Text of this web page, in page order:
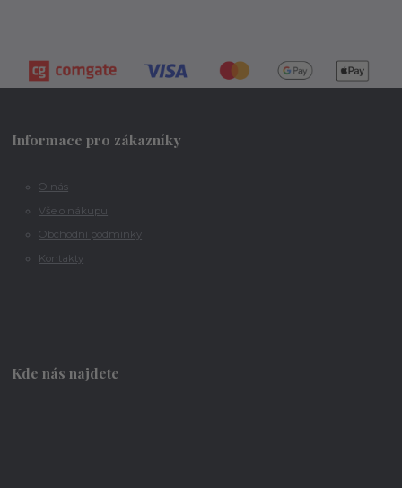
Informace pro zákazníky
O nás
Vše o nákupu
Obchodní podmínky
Kontakty
Kde nás najdete